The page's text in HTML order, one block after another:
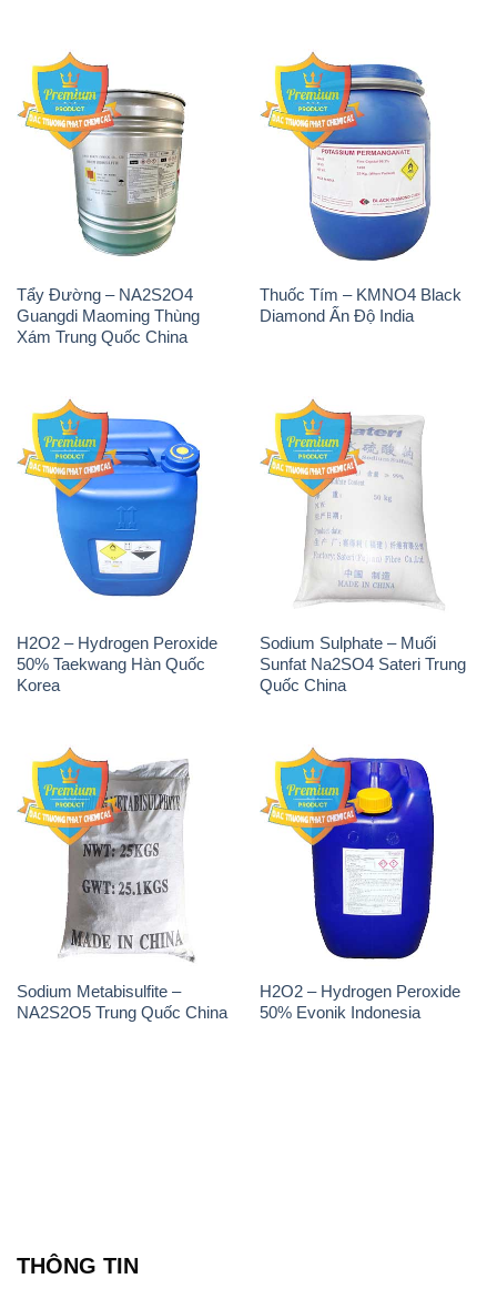
Tẩy Đường – NA2S2O4
Guangdi Maoming Thùng
Xám Trung Quốc China
Thuốc Tím – KMNO4 Black
Diamond Ấn Độ India
H2O2 – Hydrogen Peroxide
50% Taekwang Hàn Quốc
Korea
Sodium Sulphate – Muối
Sunfat Na2SO4 Sateri Trung
Quốc China
Sodium Metabisulfite –
NA2S2O5 Trung Quốc China
H2O2 – Hydrogen Peroxide
50% Evonik Indonesia
THÔNG TIN